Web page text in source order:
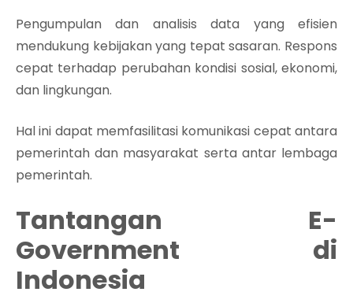
Pengumpulan dan analisis data yang efisien
mendukung kebijakan yang tepat sasaran. Respons
cepat terhadap perubahan kondisi sosial, ekonomi,
dan lingkungan.
Hal ini dapat memfasilitasi komunikasi cepat antara
pemerintah dan masyarakat serta antar lembaga
pemerintah.
Tantangan E-
Government di
Indonesia